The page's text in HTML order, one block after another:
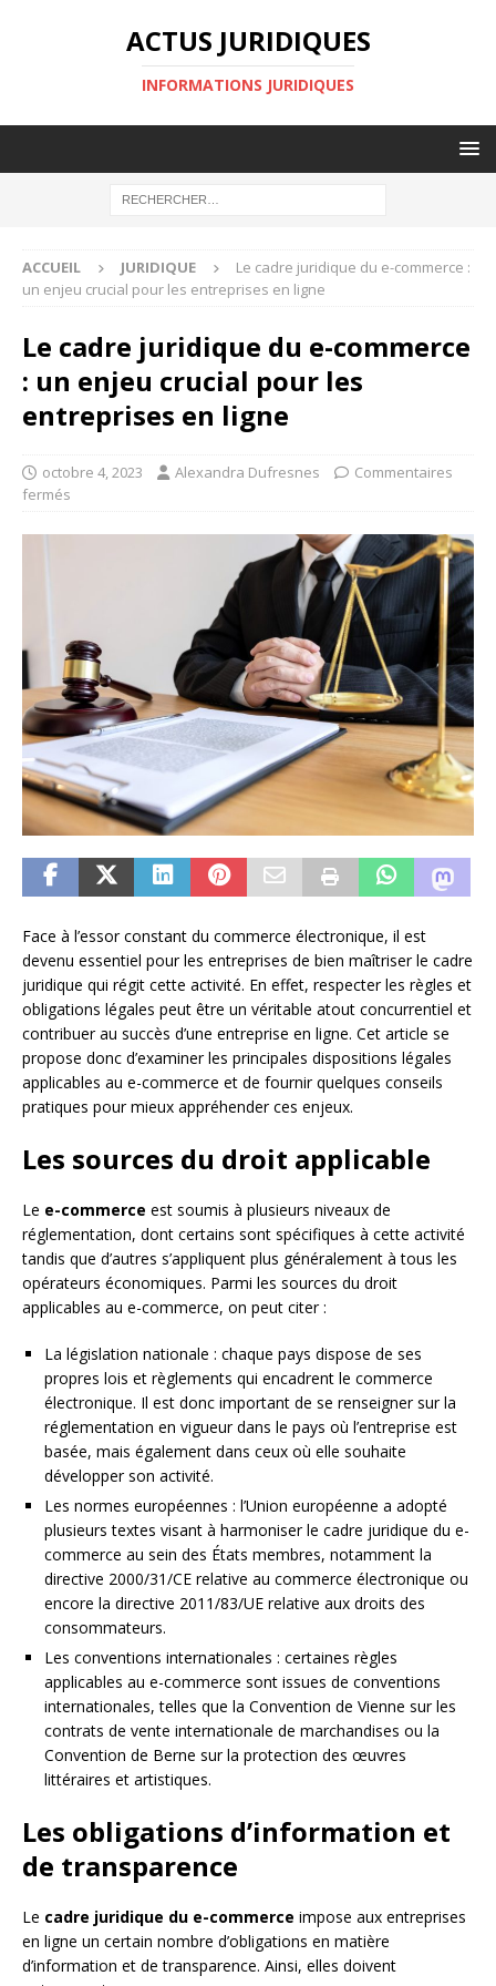
ACTUS JURIDIQUES
INFORMATIONS JURIDIQUES
ACCUEIL JURIDIQUE
Le cadre juridique du e-commerce :
un enjeu crucial pour les entreprises en ligne
Le cadre juridique du e-commerce
: un enjeu crucial pour les
entreprises en ligne
octobre 4, 2023 Alexandra Dufresnes
Commentaires
fermés
Face à l’essor constant du commerce électronique, il est
devenu essentiel pour les entreprises de bien maîtriser le cadre
juridique qui régit cette activité. En effet, respecter les règles et
obligations légales peut être un véritable atout concurrentiel et
contribuer au succès d’une entreprise en ligne. Cet article se
propose donc d’examiner les principales dispositions légales
applicables au e-commerce et de fournir quelques conseils
pratiques pour mieux appréhender ces enjeux.
Les sources du droit applicable
Le e-commerce est soumis à plusieurs niveaux de
réglementation, dont certains sont spécifiques à cette activité
tandis que d’autres s’appliquent plus généralement à tous les
opérateurs économiques. Parmi les sources du droit
applicables au e-commerce, on peut citer :
La législation nationale : chaque pays dispose de ses
propres lois et règlements qui encadrent le commerce
électronique. Il est donc important de se renseigner sur la
réglementation en vigueur dans le pays où l’entreprise est
basée, mais également dans ceux où elle souhaite
développer son activité.
Les normes européennes : l’Union européenne a adopté
plusieurs textes visant à harmoniser le cadre juridique du e-
commerce au sein des États membres, notamment la
directive 2000/31/CE relative au commerce électronique ou
encore la directive 2011/83/UE relative aux droits des
consommateurs.
Les conventions internationales : certaines règles
applicables au e-commerce sont issues de conventions
internationales, telles que la Convention de Vienne sur les
contrats de vente internationale de marchandises ou la
Convention de Berne sur la protection des œuvres
littéraires et artistiques.
Les obligations d’information et
de transparence
Le cadre juridique du e-commerce impose aux entreprises
en ligne un certain nombre d’obligations en matière
d’information et de transparence. Ainsi, elles doivent